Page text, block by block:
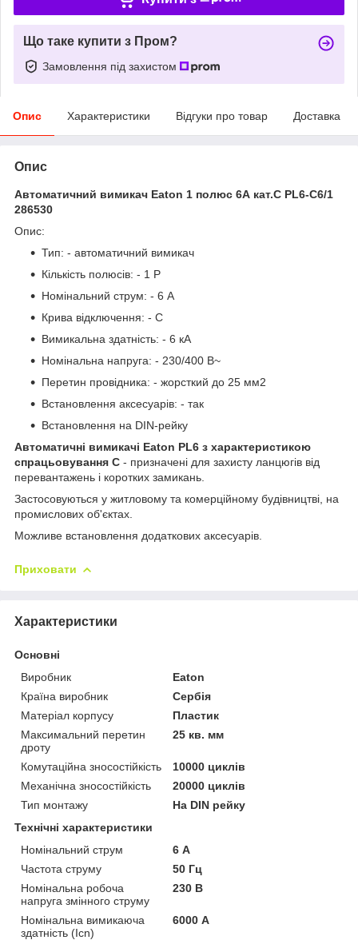
Що таке купити з Пром?
Замовлення під захистом
Опис Характеристики Відгуки про товар Доставка
Опис
Автоматичний вимикач Eaton 1 полюс 6А кат.C PL6-C6/1
286530
Опис:
Тип: - автоматичний вимикач
Кількість полюсів: - 1 P
Номінальний струм: - 6 А
Крива відключення: - C
Вимикальна здатність: - 6 кА
Номінальна напруга: - 230/400 В~
Перетин провідника: - жорсткий до 25 мм2
Встановлення аксесуарів: - так
Встановлення на DIN-рейку
Автоматичні вимикачі Eaton PL6 з характеристикою
спрацьовування C - призначені для захисту ланцюгів від
перевантажень і коротких замикань.
Застосовуються у житловому та комерційному будівництві, на
промислових об'єктах.
Можливе встановлення додаткових аксесуарів.
Приховати
Характеристики
Основні
Виробник
Eaton
Країна виробник
Сербія
Матеріал корпусу
Пластик
Максимальний перетин
дроту
25 кв. мм
Комутаційна зносостійкість
10000 циклів
Механічна зносостійкість
20000 циклів
Тип монтажу
На DIN рейку
Технічні характеристики
Номінальний струм
6 А
Частота струму
50 Гц
Номінальна робоча
напруга змінного струму
230 В
Номінальна вимикаюча
здатність (Icn)
6000 А